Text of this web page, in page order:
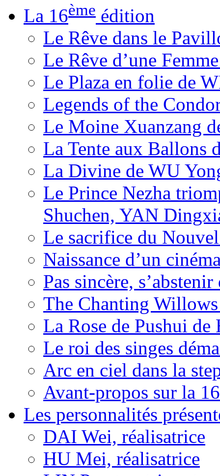
La 16ème édition
Le Rêve dans le
Le Rêve d’une
Le Plaza en folie de
Legends of the
Le Moine Xuanzang
La Tente aux Ballons
La Divine de WU
Le Prince Nezha
Shuchen, YAN
Le sacrifice du
Naissance d’un
Pas sincère,
The Chanting
La Rose de Pushui de
Le roi des singes
Arc en ciel dans la
Avant-propos sur la
Les personnalités
DAI Wei, réalisatrice
HU Mei, réalisatrice